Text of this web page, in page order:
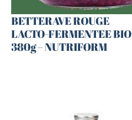
BETTERAVE ROUGE
LACTO-FERMENTEE BIO
380g – NUTRIFORM